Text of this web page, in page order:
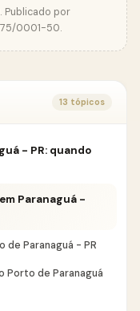
Publicado por
0001-50.
13 tópicos
- PR: quando
Paranaguá -
de Paranaguá - PR
Porto de Paranaguá